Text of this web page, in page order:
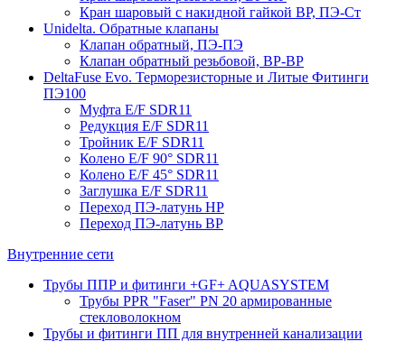
Кран шаровый с накидной гайкой ВР, ПЭ-Ст
Unidelta. Обратные клапаны
Клапан обратный, ПЭ-ПЭ
Клапан обратный резьбовой, ВР-ВР
DeltaFuse Evo. Терморезисторные и Литые Фитинги
ПЭ100
Муфта E/F SDR11
Редукция E/F SDR11
Тройник E/F SDR11
Колено E/F 90° SDR11
Колено E/F 45° SDR11
Заглушка E/F SDR11
Переход ПЭ-латунь НР
Переход ПЭ-латунь ВР
Внутренние сети
Трубы ППР и фитинги +GF+ AQUASYSTEM
Трубы PPR "Faser" PN 20 армированные
стекловолокном
Трубы и фитинги ПП для внутренней канализации